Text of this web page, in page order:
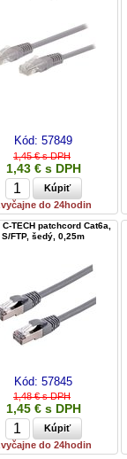
Kód: 57849
1,45 € s DPH
1,43 € s DPH
do 24hodin
TECH patchcord Cat6a,
S/FTP, šedý, 0,25m
Kód: 57845
1,48 € s DPH
1,45 € s DPH
do 24hodin